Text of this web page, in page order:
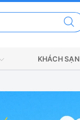
KHÁCH SẠN